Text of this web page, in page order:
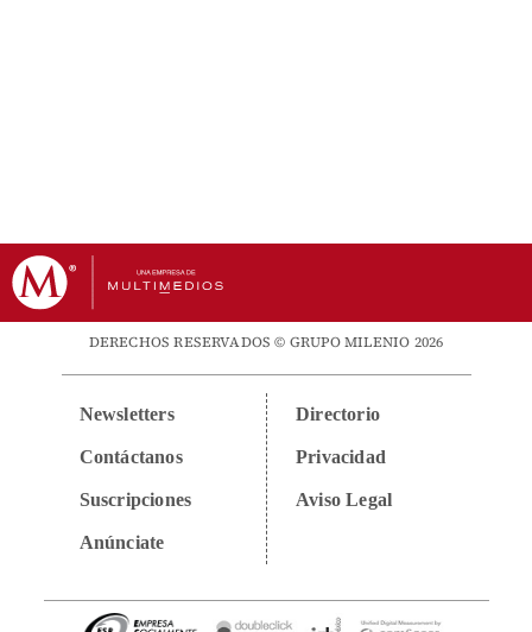
DERECHOS RESERVADOS © GRUPO MILENIO 2026
Newsletters
Contáctanos
Suscripciones
Anúnciate
Directorio
Privacidad
Aviso Legal